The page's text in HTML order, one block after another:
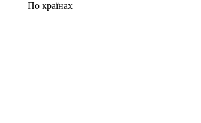
По країнах